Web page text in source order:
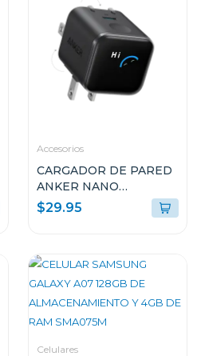
Accesorios
CARGADOR DE PARED
ANKER NANO
CHARGER 45W CON
SMART DISPLAY USB-C
$29.95
Celulares